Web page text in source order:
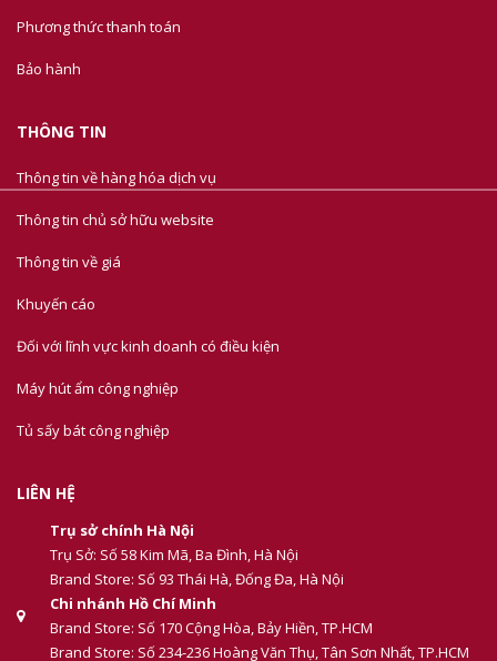
Phương thức thanh toán
Bảo hành
THÔNG TIN
Thông tin về hàng hóa dịch vụ
Thông tin chủ sở hữu website
Thông tin về giá
Khuyến cáo
Đối với lĩnh vực kinh doanh có điều kiện
Máy hút ẩm công nghiệp
Tủ sấy bát công nghiệp
LIÊN HỆ
Trụ sở chính Hà Nội
Trụ Sở: Số 58 Kim Mã, Ba Đình, Hà Nội
Brand Store: Số 93 Thái Hà, Đống Đa, Hà Nội
Chi nhánh Hồ Chí Minh
Brand Store: Số 170 Cộng Hòa, Bảy Hiền, TP.HCM
Brand Store: Số 234-236 Hoàng Văn Thụ, Tân Sơn Nhất, TP.HCM